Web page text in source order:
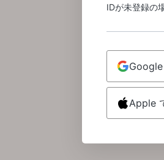
IDが未登録の
Apple